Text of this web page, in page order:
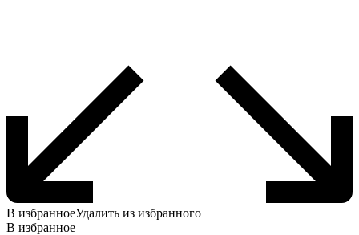
В избранноеУдалить из избранного
В избранное